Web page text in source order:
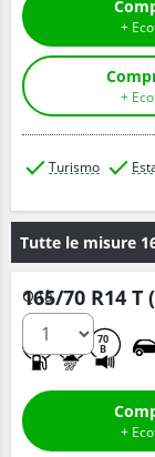
Turismo
Tutte le misure
165/70 R14 T
70
B
Q.tà